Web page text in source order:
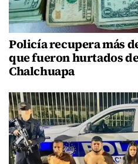
Policía recupera más
que fueron hurtados
Chalchuapa